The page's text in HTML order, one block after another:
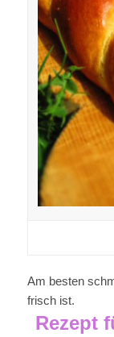
Am besten
frisch ist.
Rezept